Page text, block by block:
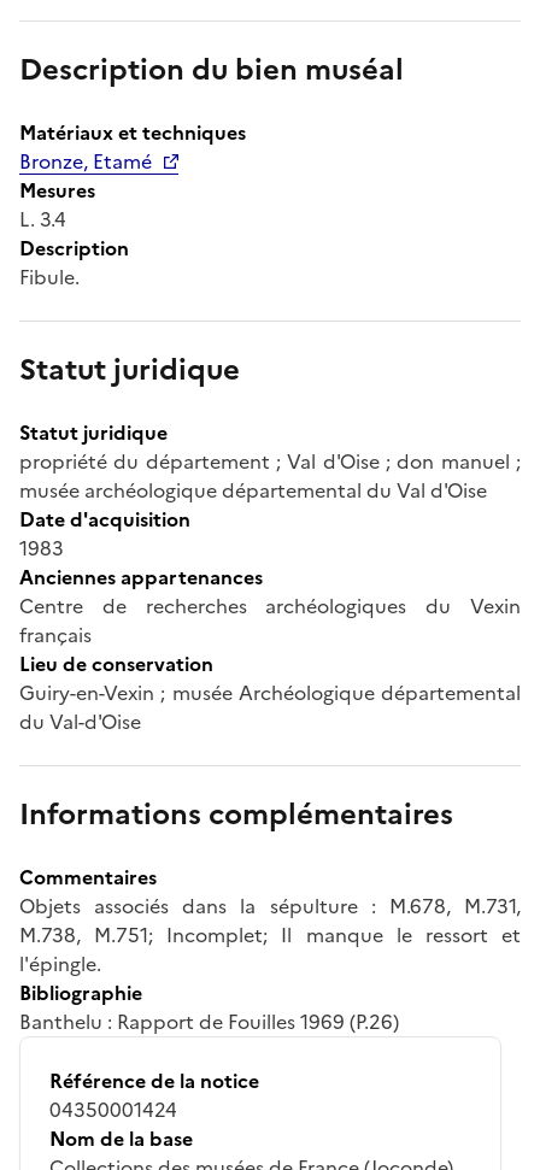
Description du bien muséal
Matériaux et techniques
Bronze, Etamé
Mesures
L. 3.4
Description
Fibule.
Statut juridique
Statut juridique
propriété du département ; Val d'Oise ; don manuel ;
musée archéologique départemental du Val d'Oise
Date d'acquisition
1983
Anciennes appartenances
Centre de recherches archéologiques du Vexin
français
Lieu de conservation
Guiry-en-Vexin ; musée Archéologique départemental
du Val-d'Oise
Informations complémentaires
Commentaires
Objets associés dans la sépulture : M.678, M.731,
M.738, M.751; Incomplet; Il manque le ressort et
l'épingle.
Bibliographie
Banthelu : Rapport de Fouilles 1969 (P.26)
Référence de la notice
04350001424
Nom de la base